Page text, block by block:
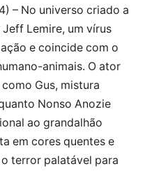
– No universo criado a
Lemire, um vírus
e coincide com o
animais. O ator
Gus, mistura
Nonso Anozie
ao grandalhão
em cores quentes e
terror palatável para